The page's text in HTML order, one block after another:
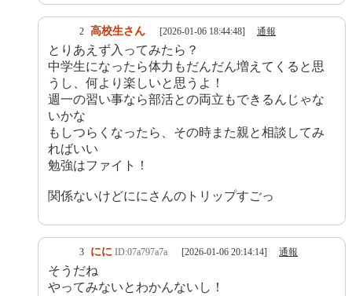
2 高校生さん [2026-01-06 18:44:48] 通報
とりあえず入ってみたら？
中学生になったら体力もだんだん増えてくると思
うし、何より楽しいと思うよ！
週一の習い事なら部活との両立もできるんじゃな
いかな
もしつらくなったら、その時また親と相談してみ
ればいい
勉強はファイト！
関係ないけどににさんのトリップすごっ
3 にに ID:07a797a7a [2026-01-06 20:14:14] 通報
そうだね
やってみないとわかんないし！